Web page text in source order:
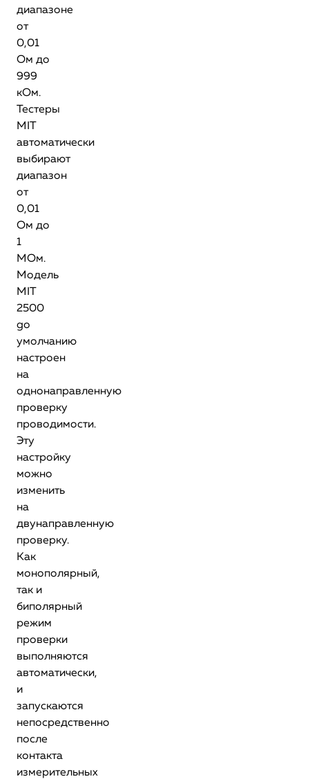
диапазоне
от
0,01
Ом до
999
кОм.
Тестеры
MIT
автоматически
выбирают
диапазон
от
0,01
Ом до
1
МОм.
Модель
MIT
2500
gо
умолчанию
настроен
на
однонаправленную
проверку
проводимости.
Эту
настройку
можно
изменить
на
двунаправленную
проверку.
Как
монополярный,
так и
биполярный
режим
проверки
выполняются
автоматически,
и
запускаются
непосредственно
после
контакта
измерительных